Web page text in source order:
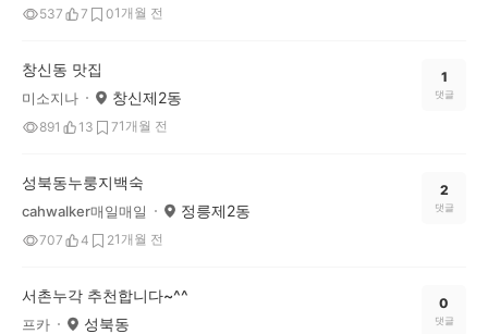
537 7 01개월 전
창신동 맛집
미소지나 창신제2동
891 13 71개월 전
1
댓글
성북동누룽지백숙
cahwalker매일매일 정릉제2동
707 4 21개월 전
2
댓글
서촌누각 추천합니다~^^
프카 성북동
0
댓글